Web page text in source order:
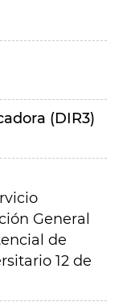
(DIR3)
General
de
12 de